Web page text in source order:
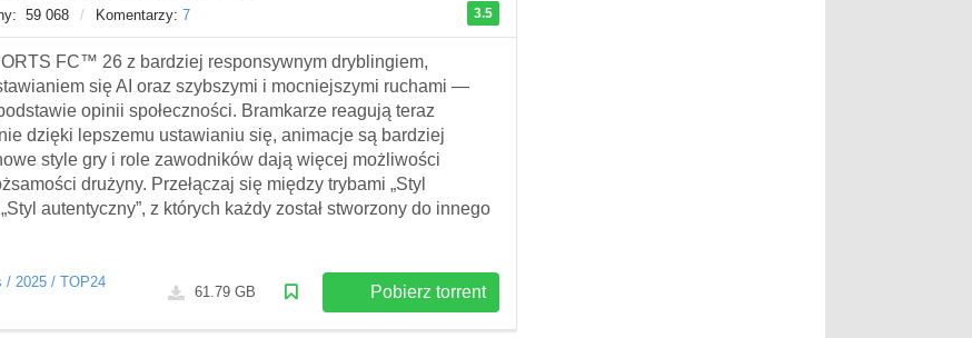
3.5
59 068 / Komentarzy: 7
FC™ 26 z bardziej responsywnym dryblingiem,
się AI oraz szybszymi i mocniejszymi ruchami —
opinii społeczności. Bramkarze reagują teraz
dzięki lepszemu ustawianiu się, animacje są bardziej
style gry i role zawodników dają więcej możliwości
drużyny. Przełączaj się między trybami „Styl
autentyczny”, z których każdy został stworzony do innego
Pobierz torrent
61.79 GB
/ 2025 / TOP24